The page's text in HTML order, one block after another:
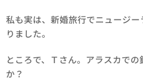
私も実は、新婚旅行でニュージ
りました。
ところで、Ｔさん。アラスカで
か？